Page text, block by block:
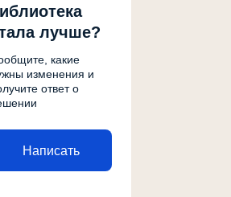
лучше?
какие
изменения и
ответ о
Написать